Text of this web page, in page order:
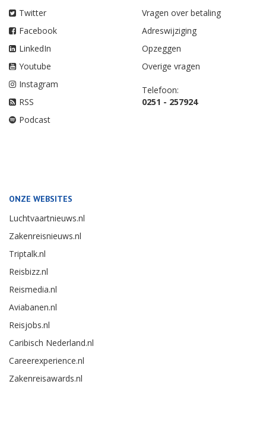
Twitter
Facebook
LinkedIn
Youtube
Instagram
RSS
Podcast
Vragen over betaling
Adreswijziging
Opzeggen
Overige vragen
Telefoon:
0251 - 257924
ONZE WEBSITES
Luchtvaartnieuws.nl
Zakenreisnieuws.nl
Triptalk.nl
Reisbizz.nl
Reismedia.nl
Aviabanen.nl
Reisjobs.nl
Caribisch Nederland.nl
Careerexperience.nl
Zakenreisawards.nl